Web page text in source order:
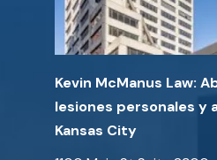
Kevin McManus Law:
lesiones personales y
Kansas City